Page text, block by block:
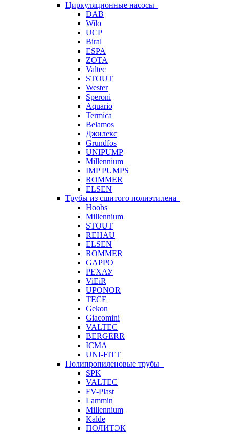
Циркуляционные насосы
DAB
Wilo
UCP
Biral
ESPA
ZOTA
Valtec
STOUT
Wester
Speroni
Aquario
Termica
Belamos
Джилекс
Grundfos
UNIPUMP
Millennium
IMP PUMPS
ROMMER
ELSEN
Трубы из сшитого полиэтилена
Hoobs
Millennium
STOUT
REHAU
ELSEN
ROMMER
GAPPO
РЕХАУ
ViEiR
UPONOR
TECE
Gekon
Giacomini
VALTEC
BERGERR
ICMA
UNI-FITT
Полипропиленовые трубы
SPK
VALTEC
FV-Plast
Lammin
Millennium
Kalde
ПОЛИТЭК